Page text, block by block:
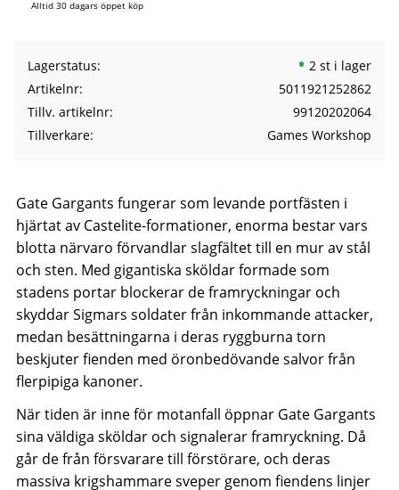
Alltid 30 dagars öppet köp
Lagerstatus
2 st i lager
Artikelnr
5011921252862
Tillv. artikelnr
99120202064
Tillverkare
Games Workshop
Gate Gargants fungerar som levande portfästen i
hjärtat av Castelite-formationer, enorma bestar vars
blotta närvaro förvandlar slagfältet till en mur av stål
och sten. Med gigantiska sköldar formade som
stadens portar blockerar de framryckningar och
skyddar Sigmars soldater från inkommande attacker,
medan besättningarna i deras ryggburna torn
beskjuter fienden med öronbedövande salvor från
flerpipiga kanoner.
När tiden är inne för motanfall öppnar Gate Gargants
sina väldiga sköldar och signalerar framryckning. Då
går de från försvarare till förstörare, och deras
massiva krigshammare sveper genom fiendens linjer